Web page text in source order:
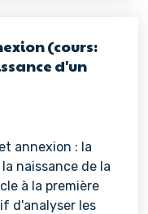
(cours:
d'un
annexion : la
naissance de la
à la première
d'analyser les